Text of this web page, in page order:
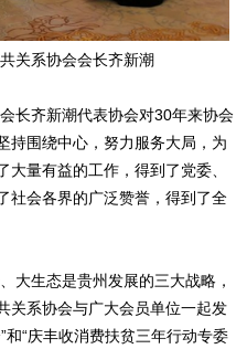
关系协会会长齐新潮
长齐新潮代表协会对30年来协会
持围绕中心，努力服务大局，为
量有益的工作，得到了党委、
社会各界的广泛赞誉，得到了全
大生态是贵州发展的三大战略，
关系协会与广大会员单位一起发
和“庆丰收消费扶贫三年行动专委